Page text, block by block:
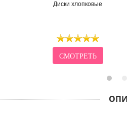
Диски хлопковые
СМОТРЕТЬ